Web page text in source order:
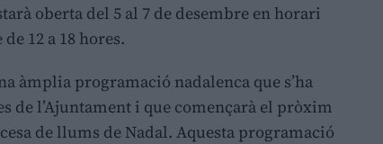
oberta del 5 al 7 de desembre en horari
12 a 18 hores.
àmplia programació nadalenca que s’ha
de l’Ajuntament i que començarà el pròxim
de llums de Nadal. Aquesta programació